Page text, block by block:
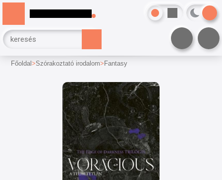
Főoldal Szórakoztató irodalom Fantasy